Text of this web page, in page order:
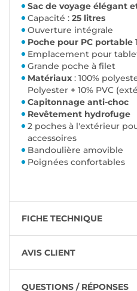
Sac de voyage élégant
Capacité : 25 litres
Ouverture intégrale
Poche pour PC portable
Emplacement pour
Grande poche à filet
Matériaux : 100%
Polyester + 10% PVC
Capitonnage anti-choc
Revêtement hydrofuge
2 poches à l'extérieur
accessoires
Bandoulière amovible
Poignées confortables
FICHE TECHNIQUE
AVIS CLIENT
QUESTIONS / RÉPONSES